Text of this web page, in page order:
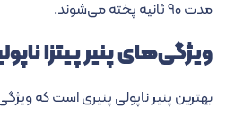
مدت ۹۰ ثانیه پخته می‌شوند.
ویژگی‌های پنیر پیتزا
بهترین پنیر ناپولی پنیری است که